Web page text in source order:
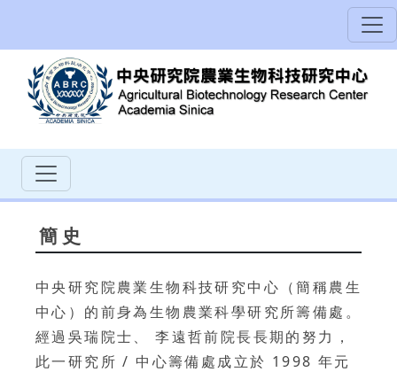
簡史
中央研究院農業生物科技研究中心（簡稱農生
中心）的前身為生物農業科學研究所籌備處。
經過吳瑞院士、 李遠哲前院長長期的努力，
此一研究所 / 中心籌備處成立於 1998 年元